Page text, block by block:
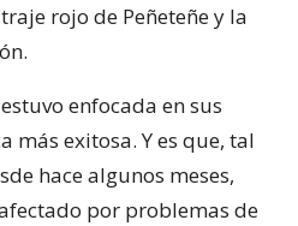
rojo de Peñeteñe y la
enfocada en sus
más exitosa. Y es que, tal
hace algunos meses,
por problemas de